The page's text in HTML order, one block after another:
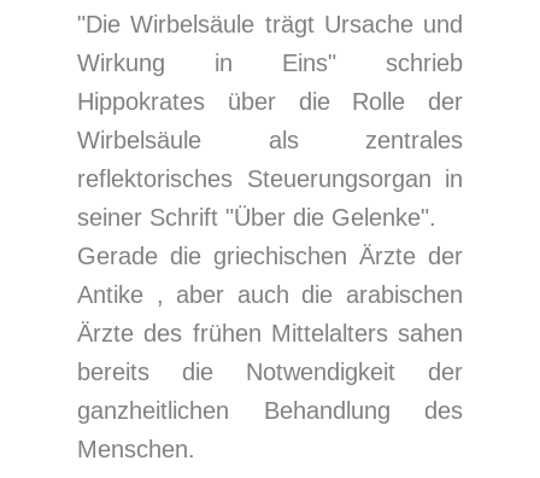
"Die Wirbelsäule trägt Ursache und
Wirkung in Eins" schrieb
Hippokrates über die Rolle der
Wirbelsäule als zentrales
reflektorisches Steuerungsorgan in
seiner Schrift "Über die Gelenke".
Gerade die griechischen Ärzte der
Antike , aber auch die arabischen
Ärzte des frühen Mittelalters sahen
bereits die Notwendigkeit der
ganzheitlichen Behandlung des
Menschen.